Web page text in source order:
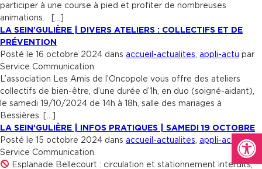
Ouvrir
participer à une course à pied et profiter de nombreuses
animations. […]
LA SEIN’GULIÈRE | DIVERS ATELIERS : COLLECTIFS ET DE
PRÉVENTION
Posté le 16 octobre 2024 dans accueil-actualites appli-actu par
Service Communication.
L’association Les Amis de l’Oncopole vous offre des ateliers
collectifs de bien-être, d’une durée d’1h, en duo (soigné-aidant),
le samedi 19/10/2024 de 14h à 18h, salle des mariages à
Bessières. […]
LA SEIN’GULIÈRE | INFOS PRATIQUES | SAMEDI 19 OCTOBRE
Posté le 15 octobre 2024 dans accueil-actualites appli-actu par
Service Communication.
Esplanade Bellecourt : circulation et stationnement interdits,